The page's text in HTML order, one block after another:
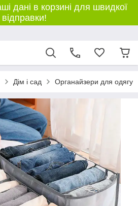
дані в корзині для швидкої
відправки!
Дім і сад Органайзери для одягу